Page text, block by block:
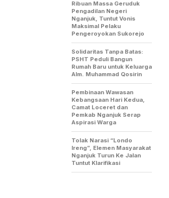
Ribuan Massa Geruduk
Pengadilan Negeri
Nganjuk, Tuntut Vonis
Maksimal Pelaku
Pengeroyokan Sukorejo
Solidaritas Tanpa Batas:
PSHT Peduli Bangun
Rumah Baru untuk Keluarga
Alm. Muhammad Qosirin
Pembinaan Wawasan
Kebangsaan Hari Kedua,
Camat Loceret dan
Pemkab Nganjuk Serap
Aspirasi Warga
Tolak Narasi “Londo
Ireng”, Elemen Masyarakat
Nganjuk Turun Ke Jalan
Tuntut Klarifikasi